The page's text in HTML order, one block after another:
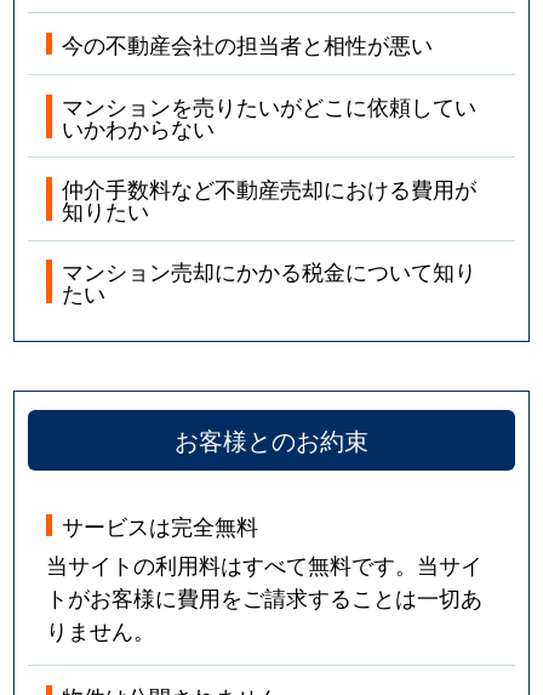
今の不動産会社の担当者と相性が悪い
マンションを売りたいがどこに依頼してい
いかわからない
仲介手数料など不動産売却における費用が
知りたい
マンション売却にかかる税金について知り
たい
お客様とのお約束
サービスは完全無料
当サイトの利用料はすべて無料です。当サイ
トがお客様に費用をご請求することは一切あ
りません。